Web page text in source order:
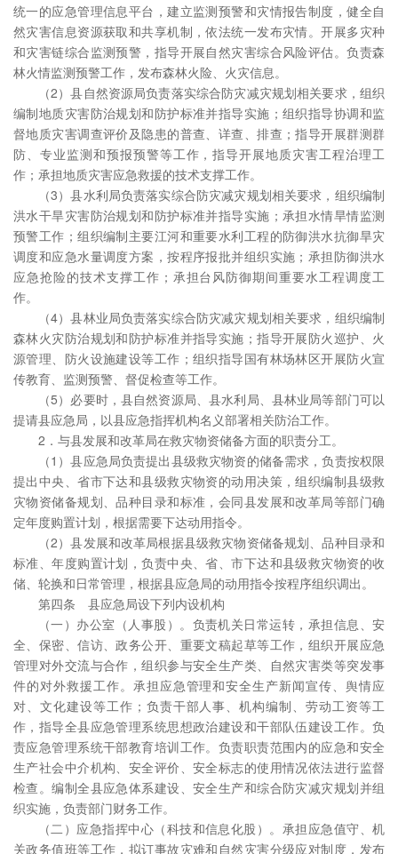
统一的应急管理信息平台，建立监测预警和灾情报告制度，健全自
然灾害信息资源获取和共享机制，依法统一发布灾情。开展多灾种
和灾害链综合监测预警，指导开展自然灾害综合风险评估。负责森
林火情监测预警工作，发布森林火险、火灾信息。
（2）县自然资源局负责落实综合防灾减灾规划相关要求，组织
编制地质灾害防治规划和防护标准并指导实施；组织指导协调和监
督地质灾害调查评价及隐患的普查、详查、排查；指导开展群测群
防、专业监测和预报预警等工作，指导开展地质灾害工程治理工
作；承担地质灾害应急救援的技术支撑工作。
（3）县水利局负责落实综合防灾减灾规划相关要求，组织编制
洪水干旱灾害防治规划和防护标准并指导实施；承担水情旱情监测
预警工作；组织编制主要江河和重要水利工程的防御洪水抗御旱灾
调度和应急水量调度方案，按程序报批并组织实施；承担防御洪水
应急抢险的技术支撑工作；承担台风防御期间重要水工程调度工
作。
（4）县林业局负责落实综合防灾减灾规划相关要求，组织编制
森林火灾防治规划和防护标准并指导实施；指导开展防火巡护、火
源管理、防火设施建设等工作；组织指导国有林场林区开展防火宣
传教育、监测预警、督促检查等工作。
（5）必要时，县自然资源局、县水利局、县林业局等部门可以
提请县应急局，以县应急指挥机构名义部署相关防治工作。
2．与县发展和改革局在救灾物资储备方面的职责分工。
（1）县应急局负责提出县级救灾物资的储备需求，负责按权限
提出中央、省市下达和县级救灾物资的动用决策，组织编制县级救
灾物资储备规划、品种目录和标准，会同县发展和改革局等部门确
定年度购置计划，根据需要下达动用指令。
（2）县发展和改革局根据县级救灾物资储备规划、品种目录和
标准、年度购置计划，负责中央、省、市下达和县级救灾物资的收
储、轮换和日常管理，根据县应急局的动用指令按程序组织调出。
第四条 县应急局设下列内设机构
（一）办公室（人事股）。负责机关日常运转，承担信息、安
全、保密、信访、政务公开、重要文稿起草等工作，组织开展应急
管理对外交流与合作，组织参与安全生产类、自然灾害类等突发事
件的对外救援工作。承担应急管理和安全生产新闻宣传、舆情应
对、文化建设等工作；负责干部人事、机构编制、劳动工资等工
作，指导全县应急管理系统思想政治建设和干部队伍建设工作。负
责应急管理系统干部教育培训工作。负责职责范围内的应急和安全
生产社会中介机构、安全评价、安全标志的使用情况依法进行监督
检查。编制全县应急体系建设、安全生产和综合防灾减灾规划并组
织实施，负责部门财务工作。
（二）应急指挥中心（科技和信息化股）。承担应急值守、机
关政务值班等工作，拟订事故灾难和自然灾害分级应对制度，发布